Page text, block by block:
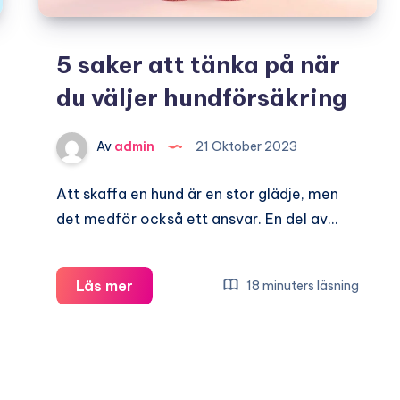
5 saker att tänka på när
du väljer hundförsäkring
Av admin 21 Oktober 2023
Att skaffa en hund är en stor glädje, men
det medför också ett ansvar. En del av…
Läs mer
saker
18 minuters läsning